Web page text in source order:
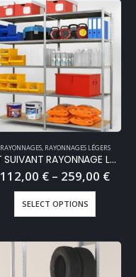
RAYONNAGES, RAYONNAGES LÉGERS
KIT SUIVANT RAYONNAGE Léger EPSILINE 5 niveaux
112,00 € – 259,00 €
SELECT OPTIONS